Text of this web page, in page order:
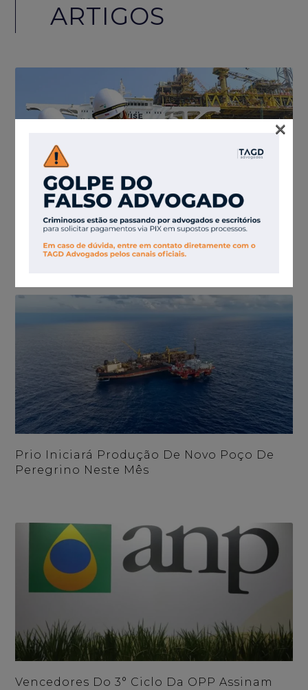
ARTIGOS
Petronas Devolve Bloco Da Bacia De
Campos
Prio Iniciará Produção De Novo Poço De
Peregrino Neste Mês
Vencedores Do 3° Ciclo Da OPP Assinam
×